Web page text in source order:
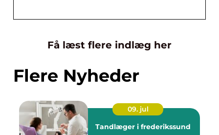
Få læst flere indlæg her
Flere Nyheder
09. jul
Tandlæger i frederikssund